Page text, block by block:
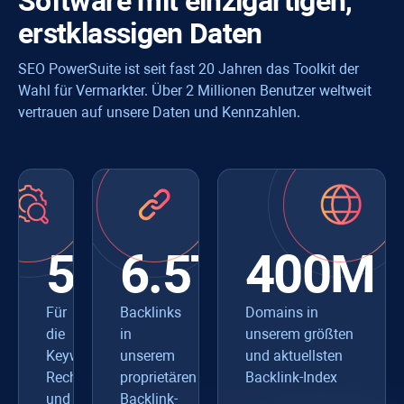
erstklassigen Daten
SEO PowerSuite ist seit fast 20 Jahren das Toolkit der
Wahl für Vermarkter. Über 2 Millionen Benutzer weltweit
vertrauen auf unsere Daten und Kennzahlen.
550+
Für
die
Keyword-
Recherche
und
6.5T
Backlinks
in
unserem
proprietären
Backlink-
400M
Domains in
unserem größten
und aktuellsten
Backlink-Index